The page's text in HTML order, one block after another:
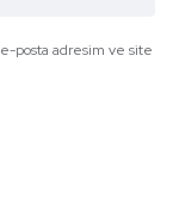
e-posta adresim ve site